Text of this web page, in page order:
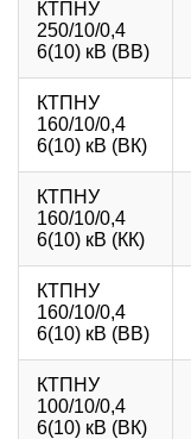
КТПНУ
250/10/0,4
6(10) кВ (ВВ)
КТПНУ
160/10/0,4
6(10) кВ (ВК)
КТПНУ
160/10/0,4
6(10) кВ (КК)
КТПНУ
160/10/0,4
6(10) кВ (ВВ)
КТПНУ
100/10/0,4
6(10) кВ (ВК)